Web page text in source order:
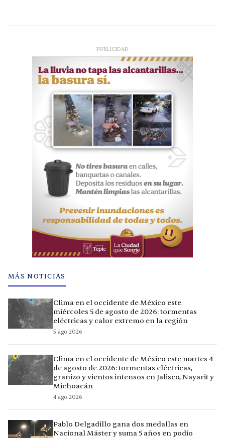
PUBLICIDAD
MÁS NOTICIAS
Clima en el occidente de México este
miércoles 5 de agosto de 2026: tormentas
eléctricas y calor extremo en la región
5 ago 2026
Clima en el occidente de México este martes 4
de agosto de 2026: tormentas eléctricas,
granizo y vientos intensos en Jalisco, Nayarit y
Michoacán
4 ago 2026
Pablo Delgadillo gana dos medallas en
Nacional Máster y suma 5 años en podio